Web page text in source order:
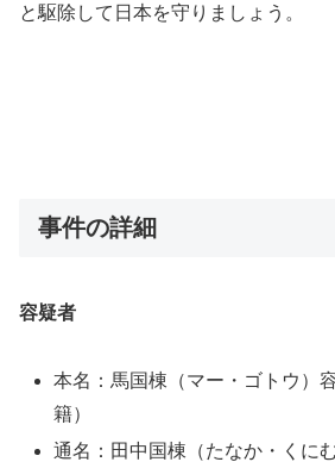
と駆除して日本を守りましょう。
事件の詳細
容疑者
本名：馬国棟（マー・ゴトウ）
籍）
通名：田中国棟（たなか・くにむ